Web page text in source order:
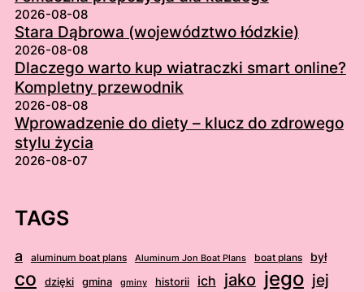
2026-08-08
Stara Dąbrowa (województwo łódzkie)
2026-08-08
Dlaczego warto kup wiatraczki smart online?
Kompletny przewodnik
2026-08-08
Wprowadzenie do diety – klucz do zdrowego
stylu życia
2026-08-07
TAGS
a aluminum boat plans Aluminum Jon Boat Plans boat plans był
co dzięki gmina gminy historii ich jako jego jej